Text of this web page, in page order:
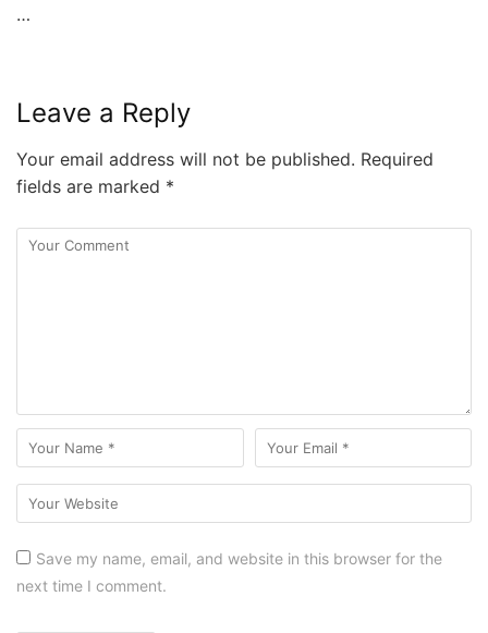
…
Leave a Reply
Your email address will not be published. Required
fields are marked *
Save my name, email, and website in this browser for the
next time I comment.